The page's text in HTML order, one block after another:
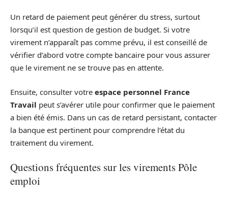
Un retard de paiement peut générer du stress, surtout
lorsqu’il est question de gestion de budget. Si votre
virement n’apparaît pas comme prévu, il est conseillé de
vérifier d’abord votre compte bancaire pour vous assurer
que le virement ne se trouve pas en attente.
Ensuite, consulter votre espace personnel France
Travail peut s’avérer utile pour confirmer que le paiement
a bien été émis. Dans un cas de retard persistant, contacter
la banque est pertinent pour comprendre l’état du
traitement du virement.
Questions fréquentes sur les virements Pôle
emploi